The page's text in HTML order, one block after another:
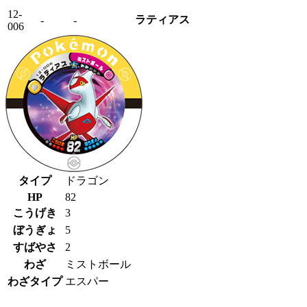
12-
006
- - ラティアス
タイプ
ドラゴン
HP
82
こうげき
3
ぼうぎょ
5
すばやさ
2
わざ
ミストボール
わざタイプ エスパー